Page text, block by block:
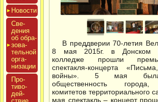
Новос­ти
Све­
дения
об об­ра­
зова­
тель­ной
ор­га­
низа­ции
Про­
тиво­
дей­
В преддверии 70-летия
8 мая 2015г. в Донском
колледже прошли
спектакля-концерта
войны». 5 мая была
общественность города,
комитетов территориального
мая спектакль – концерт